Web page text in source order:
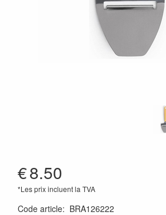
€8.50
*Les prix incluent la TVA
Code article: BRA126222